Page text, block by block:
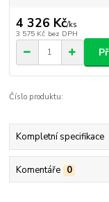
4 326 Kč/ks
3 575 Kč bez DPH
Číslo produktu:
Kompletní specifikace
Komentáře 0